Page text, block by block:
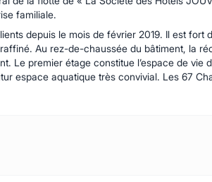
familiale.
depuis le mois de février 2019. Il est
Au rez-de-chaussée du bâtiment, la
Le premier étage constitue l’espace de vie
espace aquatique très convivial. Les 67